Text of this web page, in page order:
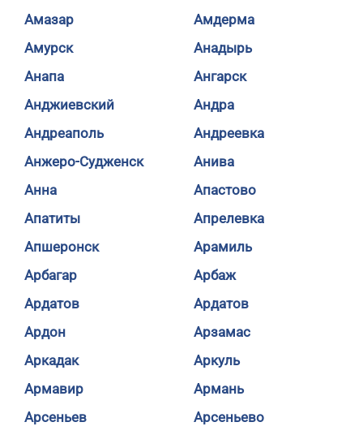
Амазар
Амдерма
Амурск
Анадырь
Анапа
Ангарск
Анджиевский
Андра
Андреаполь
Андреевка
Анжеро-Судженск
Анива
Анна
Апастово
Апатиты
Апрелевка
Апшеронск
Арамиль
Арбагар
Арбаж
Ардатов
Ардатов
Ардон
Арзамас
Аркадак
Аркуль
Армавир
Армань
Арсеньев
Арсеньево